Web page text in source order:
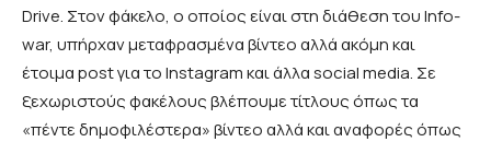
Drive. Στον φάκελο, ο οποίος είναι στη διάθεση του Info-
war, υπήρχαν μεταφρασμένα βίντεο αλλά ακόμη και
έτοιμα post για το Instagram και άλλα social media. Σε
ξεχωριστούς φακέλους βλέπουμε τίτλους όπως τα
«πέντε δημοφιλέστερα» βίντεο αλλά και αναφορές όπως